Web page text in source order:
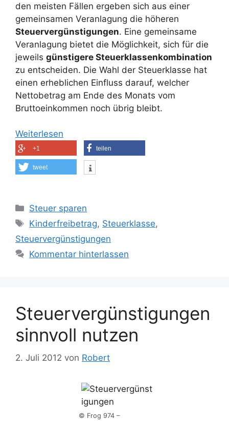
den meisten Fällen ergeben sich aus einer
gemeinsamen Veranlagung die höheren
Steuervergünstigungen. Eine gemeinsame
Veranlagung bietet die Möglichkeit, sich für die
jeweils günstigere Steuerklassenkombination
zu entscheiden. Die Wahl der Steuerklasse hat
einen erheblichen Einfluss darauf, welcher
Nettobetrag am Ende des Monats vom
Bruttoeinkommen noch übrig bleibt.
Weiterlesen
+1 teilen
tweet
Kategorien
Steuer sparen
Schlagwörter
Kinderfreibetrag, Steuerklasse,
Steuervergünstigungen
Kommentar hinterlassen
Steuervergünstigungen
sinnvoll nutzen
2. Juli 2012 von Robert
© Frog 974 –